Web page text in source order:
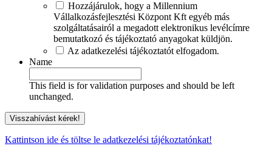
Hozzájárulok, hogy a Millennium
Vállalkozásfejlesztési Központ Kft egyéb más
szolgáltatásairól a megadott elektronikus levélcímre
bemutatkozó és tájékoztató anyagokat küldjön.
Az adatkezelési tájékoztatót elfogadom.
Name
This field is for validation purposes and should be left
unchanged.
Kattintson ide és töltse le adatkezelési tájékoztatónkat!